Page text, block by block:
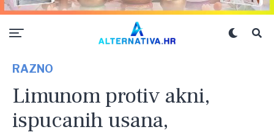
RAZNO
Limunom protiv akni,
ispucanih usana,